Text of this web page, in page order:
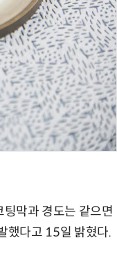
막과 경도는 같으면
했다고 15일 밝혔다.
AI 시대의 옵저버빌리티: GPU·LLM 모니터링부터 AI 기반 장애 대응까지